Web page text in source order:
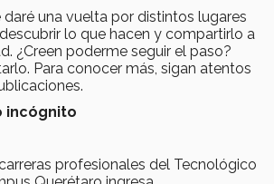
una vuelta por distintos lugares
lo que hacen y compartirlo a
¿Creen poderme seguir el paso?
Para conocer más, sigan atentos
incógnito
profesionales del Tecnológico